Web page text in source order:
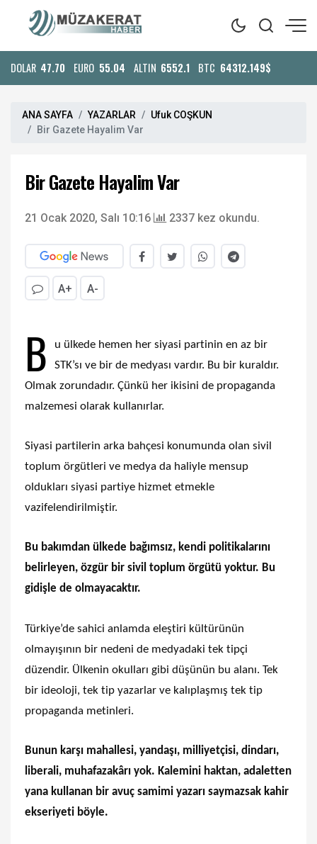
DOLAR 47.70 EURO 55.04 ALTIN 6552.1 BTC 64312.149$
ANA SAYFA YAZARLAR
Ufuk COŞKUN
Bir Gazete Hayalim Var
Bir Gazete Hayalim Var
21 Ocak 2020, Salı 10:16 2337 kez okundu.
A+ A-
B
u ülkede hemen her siyasi partinin en az bir
STK’sı ve bir de medyası vardır. Bu bir kuraldır.
Olmak zorundadır. Çünkü her ikisini de propaganda
malzemesi olarak kullanırlar.
Siyasi partilerin arka bahçesi konumunda olan sivil
toplum örgütleri ve medya da haliyle mensup
oldukları siyasi partiye hizmet etmekle
vazifelendirilmiştir.
Bu bakımdan ülkede bağımsız, kendi politikalarını
belirleyen, özgür bir sivil toplum örgütü yoktur. Bu
gidişle de olmayacaktır.
Türkiye’de sahici anlamda eleştiri kültürünün
olmayışının bir nedeni de medyadaki tek tipçi
düzendir. Ülkenin okulları gibi düşünün bu alanı. Tek
bir ideoloji, tek tip yazarlar ve kalıplaşmış tek tip
propaganda metinleri.
Bunun karşı mahallesi, yandaşı, milliyetçisi, dindarı,
liberali, muhafazakârı yok. Kalemini haktan, adaletten
yana kullanan bir avuç samimi yazarı saymazsak kahir
ekseriyeti böyle.